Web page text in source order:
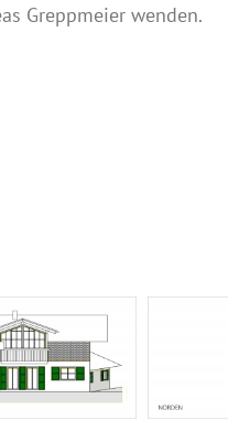
Greppmeier wenden.